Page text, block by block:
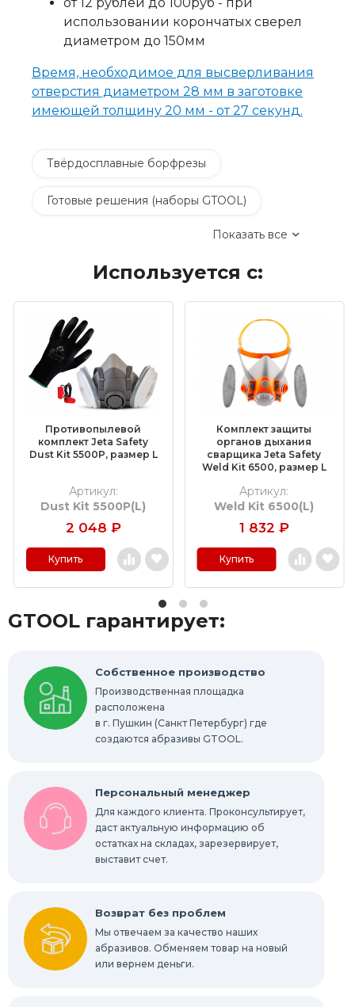
использовании корончатых сверел
диаметром до 150мм
Время, необходимое для высверливания
отверстия диаметром 28 мм в заготовке
имеющей толщину 20 мм - от 27 секунд.
Твёрдосплавные борфрезы
Готовые решения (наборы GTOOL)
Сверлильные станки и сверла
Электроинструмент Пневмоинструмент
Насадки для граверов
Дополнительные комплектующие
Средства индивидуальной защиты
Очистители и средства для ухода за
Полировальные материалы
Абразивные материалы
Новинки
Распродажа Выгодная цена
Шлифовально-полировальные станки
Запасные части
Показать все
Используется с:
Противопылевой
комплект Jeta Safety
Dust Kit 5500P, размер L
Артикул:
Dust Kit 5500P(L)
2 048 ₽
Купить
Комплект защиты
органов дыхания
сварщика Jeta Safety
Weld Kit 6500, размер L
Артикул:
Weld Kit 6500(L)
1 832 ₽
Купить
GTOOL гарантирует:
Собственное производство
Производственная площадка
расположена
в г. Пушкин (Санкт Петербург) где
создаются абразивы GTOOL.
Персональный менеджер
Для каждого клиента. Проконсультирует,
даст актуальную информацию об
остатках на складах, зарезервирует,
выставит счет.
Возврат без проблем
Мы отвечаем за качество наших
абразивов. Обменяем товар на новый
или вернем деньги.